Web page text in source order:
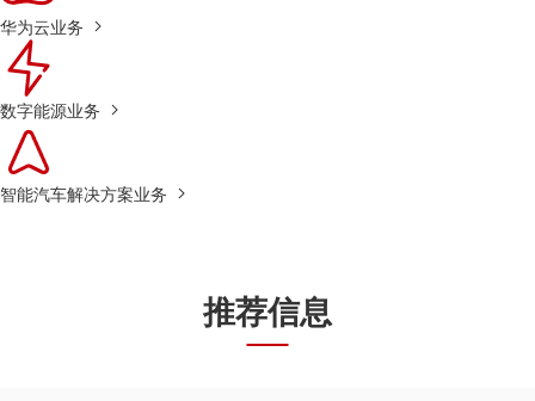
华为云业务
数字能源业务
智能汽车解决方案业务
推荐信息